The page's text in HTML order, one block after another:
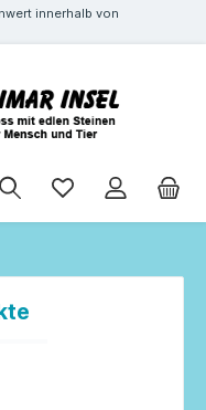
innerhalb von